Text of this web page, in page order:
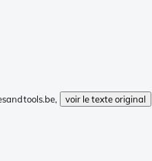
voir le texte original